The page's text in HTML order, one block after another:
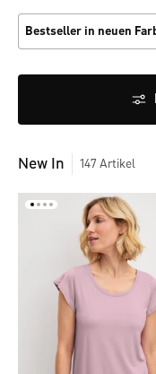
Bestseller in neuen
New In 147 Artikel